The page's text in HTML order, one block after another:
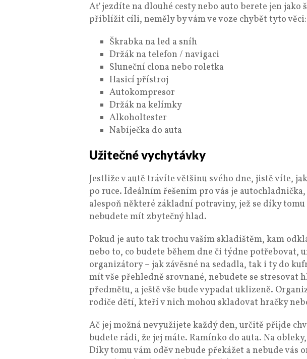
Ať jezdíte na dlouhé cesty nebo auto berete jen jako
přiblížit cíli, neměly by vám ve voze chybět tyto věci:
Škrabka na led a sníh
Držák na telefon / navigaci
Sluneční clona nebo roletka
Hasicí přístroj
Autokompresor
Držák na kelímky
Alkoholtester
Nabíječka do auta
Užitečné vychytávky
Jestliže v autě trávíte většinu svého dne, jistě víte,
po ruce. Ideálním řešením pro vás je
alespoň některé základní potraviny, jež se díky
nebudete mít zbytečný hlad.
Pokud je auto tak trochu vaším skladištěm, kam
nebo to, co budete během dne či týdne potřebovat,
organizátory – jak závěsné na sedadla, tak i ty do
mít vše přehledně srovnané, nebudete se stresovat
předmětu, a ještě vše bude vypadat uklizeně.
rodiče dětí, kteří v nich mohou skladovat hračky
Ač jej možná nevyužijete každý den, určitě přijde
budete rádi, že jej máte. Ramínko do auta. Na
Díky tomu vám oděv nebude překážet a nebude vás